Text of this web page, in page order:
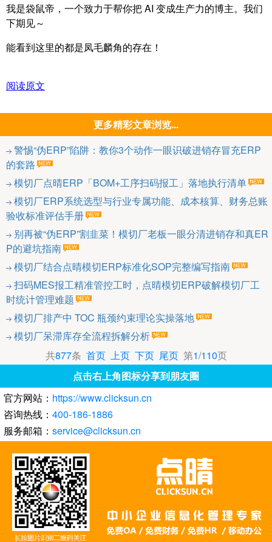
我是袋鼠帝，一个致力于帮你把 AI 变成生产力的博主。我们
下期见～
能看到这里的都是凤毛麟角的存在！
阅读原文
更多精彩文章浏览...
警惕“伪ERP”陷阱：教你3个动作一眼识破进销存冒充ERP
的套路
模切厂点晴ERP「BOM+工序扫码报工」落地执行清单
模切厂ERP系统选型与行业专属功能、成本核算、财务总账
验收标准评估手册
别再被“伪ERP”割韭菜！模切厂老板一眼分清进销存和真ER
P的避坑指南
模切厂结合点晴模切ERP标准化SOP完整编写指南
扫码MES报工精准管控工时，点晴模切ERP破解模切厂工
时统计管理难题
模切厂排产中 TOC 瓶颈约束理论实操落地
模切厂呆滞库存全流程拆解分析
共877条 首页 上页 下页 尾页第1/110页
点击右上角图标分享到朋友圈
官方网站： https://www.clicksun.cn
咨询热线： 400-186-1886
服务邮箱： service@clicksun.cn